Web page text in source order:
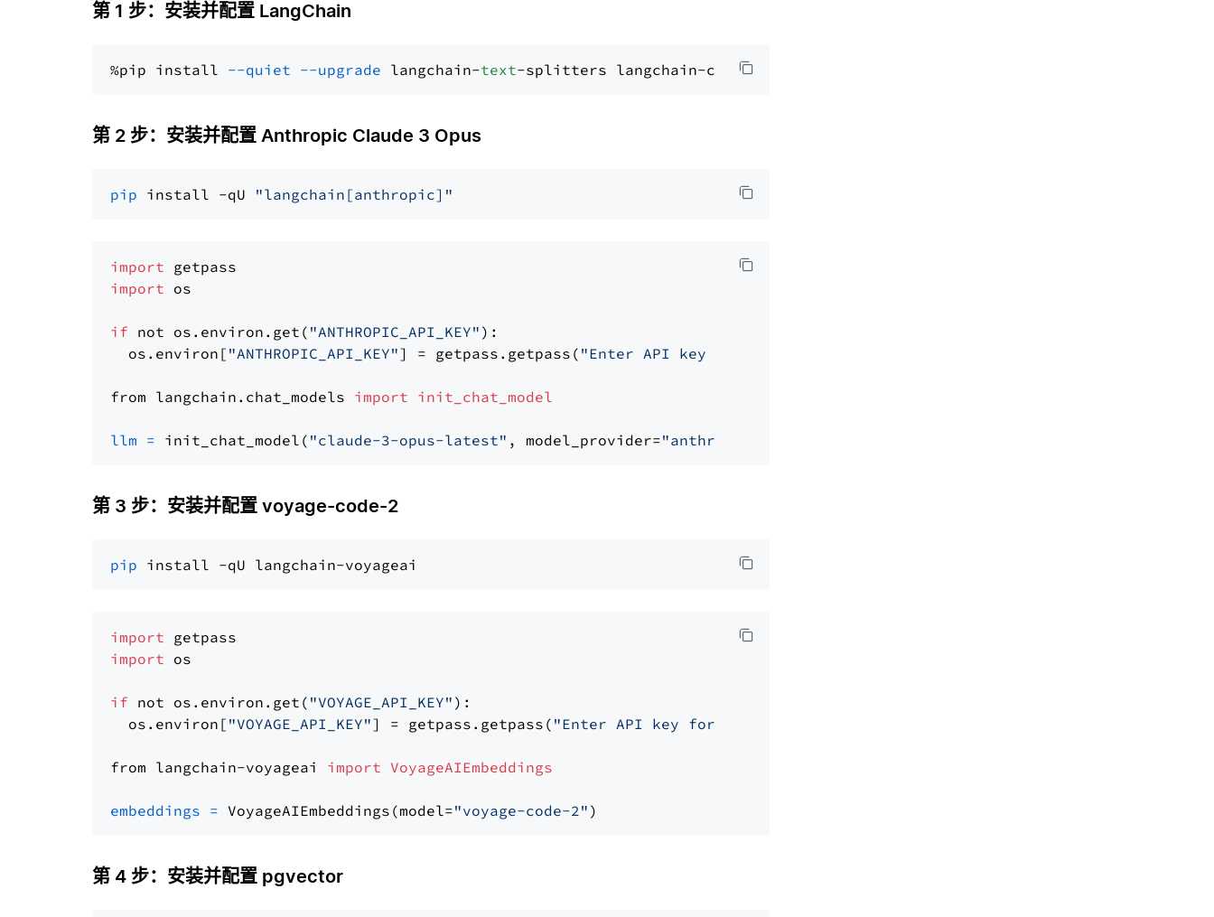
第 1 步：安装并配置 LangChain
%pip install --quiet --upgrade langchain-text
第 2 步：安装并配置 Anthropic Claude 3 Opus
pip install -qU "langchain[anthropic]"
import
import os
if not os.environ.get( "ANTHROPIC_API_KEY" ):
  os.environ[
"ANTHROPIC_API_KEY"] = getpass.getpass( "Enter API key for Anthropic: "
from langchain.chat_models import init_chat_model
llm = init_chat_model( "claude-3-opus-latest" , model_provider="anthropic"
第 3 步：安装并配置 voyage-code-2
pip
import
import os
if not os.environ.get( "VOYAGE_API_KEY" ):
  os.environ[
"VOYAGE_API_KEY"] = getpass.getpass( "Enter API key for Voyage AI: "
from langchain-voyageai import VoyageAIEmbeddings
embeddings = VoyageAIEmbeddings(model="voyage-code-2"
第 4 步：安装并配置 pgvector